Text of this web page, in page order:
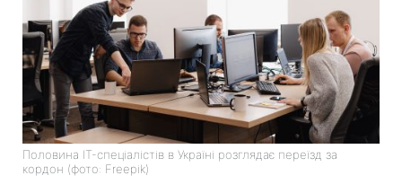
Половина IT-спеціалістів в Україні розглядає переїзд за
кордон (фото: Freepik)